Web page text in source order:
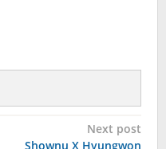
Next post
Shownu X Hyungwon